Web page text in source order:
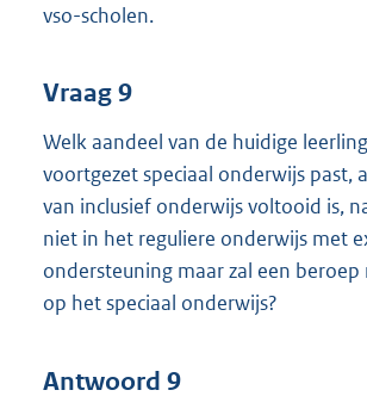
vso-scholen.
Vraag 9
Welk aandeel van de huidige
voortgezet speciaal onderwijs past,
van inclusief onderwijs voltooid is,
niet in het reguliere onderwijs met
ondersteuning maar zal een
op het speciaal onderwijs?
Antwoord 9